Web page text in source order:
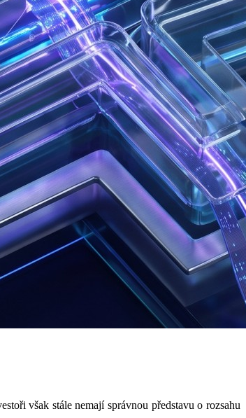
však stále nemají správnou představu o rozsahu